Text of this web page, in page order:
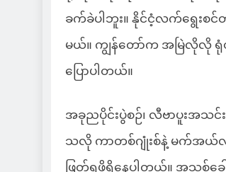
ခက်ခဲပါဘူး။ နိုင်ငံ့လက်ရွေး
မယ်။ ကျွန်တော်က အမြဲလိုလို ရုံ
ပြောပါတယ်။
အခုညပိုင်းပွဲစဉ်၊ လီဗာပူးအသင်
သလို ကာတစ်ဂျုံးစ်နဲ့ မက်အယ်လ
ဖြတ်ရဖို့ရှိနေပါတယ်။ အသစ်